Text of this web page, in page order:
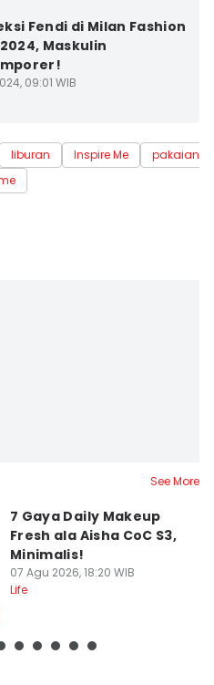
Fendi di Milan Fashion
Maskulin
09:01 WIB
liburan Inspire Me
pakaian
See More
7 Gaya Daily Makeup
Fresh ala Aisha CoC S3,
Minimalis!
07 Agu 2026, 18:20 WIB
Life